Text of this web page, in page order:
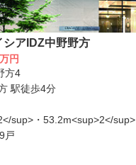
シアIDZ中野野方
円
方4
駅徒歩4分
sup>・53.2m<sup>2</sup>
戸